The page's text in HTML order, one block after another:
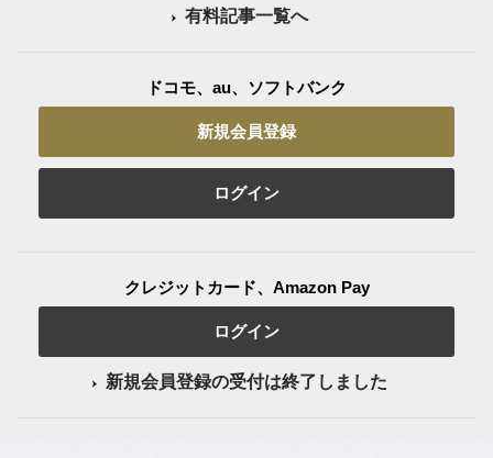
有料記事一覧へ
ドコモ、au、ソフトバンク
新規会員登録
ログイン
クレジットカード、Amazon Pay
ログイン
新規会員登録の受付は終了しました